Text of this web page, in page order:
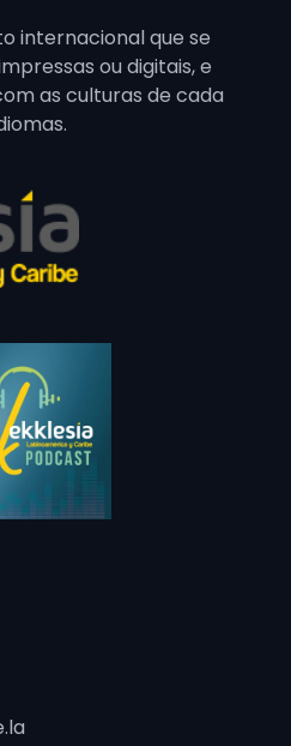
internacional que se
ou digitais, e
as culturas de cada